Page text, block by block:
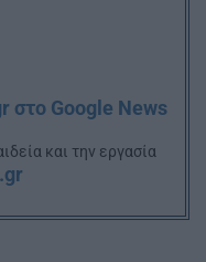
στο Google News
και την εργασία